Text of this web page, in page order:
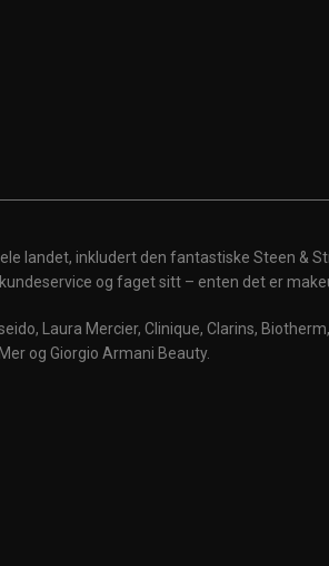
landet, inkludert den fantastiske Steen &
og faget sitt – enten det er
Laura Mercier, Clinique, Clarins,
og Giorgio Armani Beauty.